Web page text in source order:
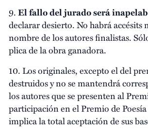
9.El fallo del jurado será
declarar desierto. No habrá accésits
nombre de los autores finalistas.
plica de la obra ganadora.
10. Los originales, excepto el del
destruidos y no se mantendrá
los autores que se presenten al
participación en el Premio de
implica la total aceptación de sus